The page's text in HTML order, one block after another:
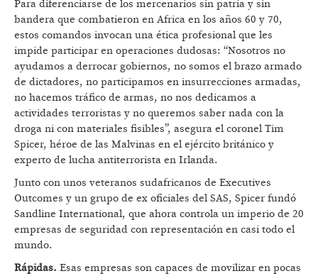
Para diferenciarse de los mercenarios sin patria y sin
bandera que combatieron en Africa en los años 60 y 70,
estos comandos invocan una ética profesional que les
impide participar en operaciones dudosas: “Nosotros no
ayudamos a derrocar gobiernos, no somos el brazo armado
de dictadores, no participamos en insurrecciones armadas,
no hacemos tráfico de armas, no nos dedicamos a
actividades terroristas y no queremos saber nada con la
droga ni con materiales fisibles”, asegura el coronel Tim
Spicer, héroe de las Malvinas en el ejército británico y
experto de lucha antiterrorista en Irlanda.
Junto con unos veteranos sudafricanos de Executives
Outcomes y un grupo de ex oficiales del SAS, Spicer fundó
Sandline International, que ahora controla un imperio de 20
empresas de seguridad con representación en casi todo el
mundo.
Rápidas. Esas empresas son capaces de movilizar en pocas